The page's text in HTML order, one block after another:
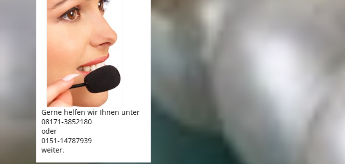
Gerne helfen wir Ihnen unter
08171-3852180
oder
0151-14787939
weiter.